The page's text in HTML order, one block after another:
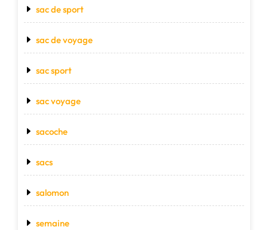
sac de sport
sac de voyage
sac sport
sac voyage
sacoche
sacs
salomon
semaine